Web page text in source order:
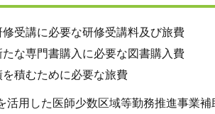
受講に必要な研修受講料及び旅費
な専門書購入に必要な図書購入費
積むために必要な旅費
用した医師少数区域等勤務推進事業補